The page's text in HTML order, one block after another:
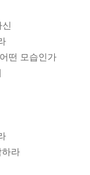
떤 모습인가
하라